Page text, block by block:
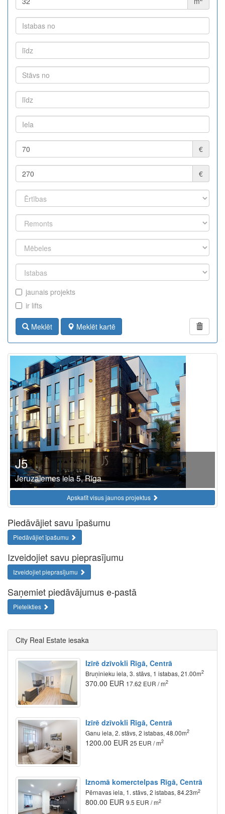
€
€
jaunais projekts
ir lifts
Meklēt Meklēt kartē
J5
Jeruzalemes iela 5, Rīga
Apskatīt visus jaunos projektus
Piedāvājiet savu īpašumu
Piedāvājiet īpašumu
Izveidojiet savu pieprasījumu
Izveidojiet pieprasījumu
Saņemiet piedāvājumus e-pastā
Pieteikties
City Real Estate iesaka
Izīrē dzīvokli Rīgā, Centrā
Bruņinieku iela, 3. stāvs, 1 istabas, 21.00m2
370.00 EUR 17.62 EUR / m2
Izīrē dzīvokli Rīgā, Centrā
Ganu iela, 2. stāvs, 2 istabas, 48.00m2
1200.00 EUR 25 EUR / m2
Iznomā komerctelpas Rīgā, Centrā
Pērnavas iela, 1. stāvs, 2 istabas, 84.23m2
800.00 EUR 9.5 EUR / m2